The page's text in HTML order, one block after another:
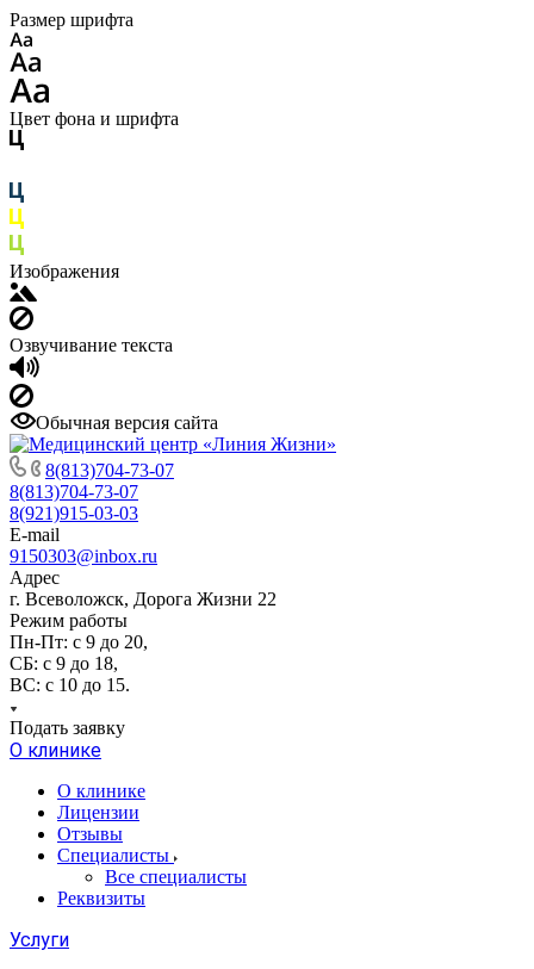
Размер шрифта
Цвет фона и шрифта
Изображения
Озвучивание текста
Обычная версия сайта
8(813)704-73-07
8(813)704-73-07
8(921)915-03-03
E-mail
9150303@inbox.ru
Адрес
г. Всеволожск, Дорога Жизни 22
Режим работы
Пн-Пт: с 9 до 20,
СБ: с 9 до 18,
ВС: с 10 до 15.
Подать заявку
О клинике
О клинике
Лицензии
Отзывы
Специалисты
Все специалисты
Реквизиты
Услуги